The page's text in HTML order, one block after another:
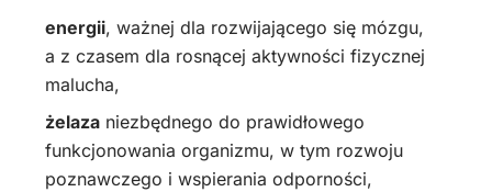
energii, ważnej dla rozwijającego się mózgu,
a z czasem dla rosnącej aktywności fizycznej
malucha,
żelaza niezbędnego do prawidłowego
funkcjonowania organizmu, w tym rozwoju
poznawczego i wspierania odporności,